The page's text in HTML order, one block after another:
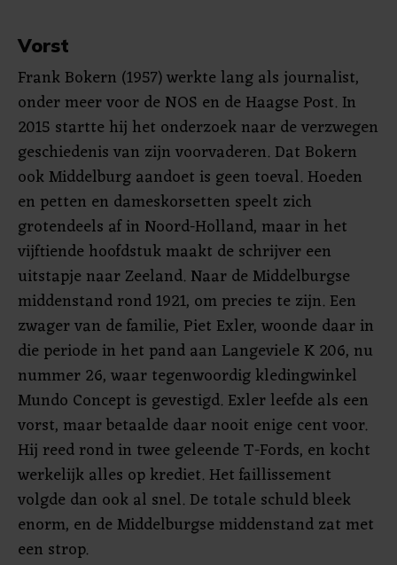
Vorst
Frank Bokern (1957) werkte lang als journalist,
onder meer voor de NOS en de Haagse Post. In
2015 startte hij het onderzoek naar de verzwegen
geschiedenis van zijn voorvaderen. Dat Bokern
ook Middelburg aandoet is geen toeval. Hoeden
en petten en dameskorsetten speelt zich
grotendeels af in Noord-Holland, maar in het
vijftiende hoofdstuk maakt de schrijver een
uitstapje naar Zeeland. Naar de Middelburgse
middenstand rond 1921, om precies te zijn. Een
zwager van de familie, Piet Exler, woonde daar in
die periode in het pand aan Langeviele K 206, nu
nummer 26, waar tegenwoordig kledingwinkel
Mundo Concept is gevestigd. Exler leefde als een
vorst, maar betaalde daar nooit enige cent voor.
Hij reed rond in twee geleende T-Fords, en kocht
werkelijk alles op krediet. Het faillissement
volgde dan ook al snel. De totale schuld bleek
enorm, en de Middelburgse middenstand zat met
een strop.